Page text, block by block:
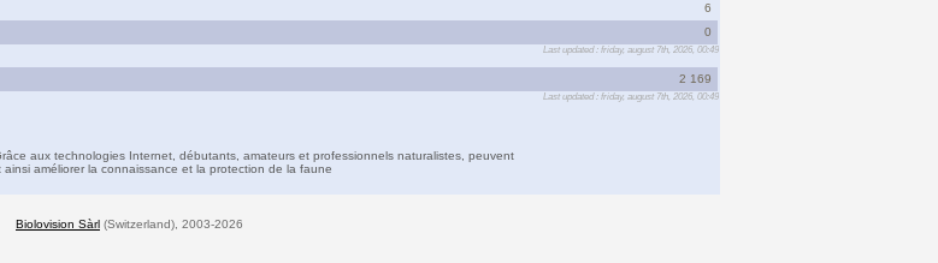
6
0
Last updated : friday, august 7th, 2026, 00:49
2 169
Last updated : friday, august 7th, 2026, 00:49
aux technologies Internet, débutants, amateurs et professionnels naturalistes, peuvent
améliorer la connaissance et la protection de la faune
Biolovision Sàrl (Switzerland), 2003-2026